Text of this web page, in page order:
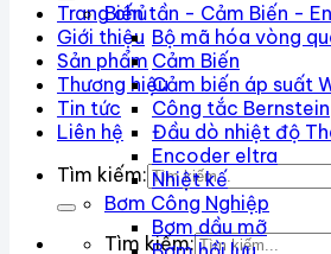
Trang chủ
Giới thiệu
Sản phẩm
Thương hiệu
Tin tức
Liên hệ
Tìm kiếm:
Tìm kiếm:
Biến tần - Cảm Biến -
Bộ mã hóa vòng
Cảm Biến
Cảm biến áp suất
Công tắc Bernstein
Đầu dò nhiệt độ
Encoder eltra
Nhiệt kế
Bơm Công Nghiệp
Bơm dầu mỡ